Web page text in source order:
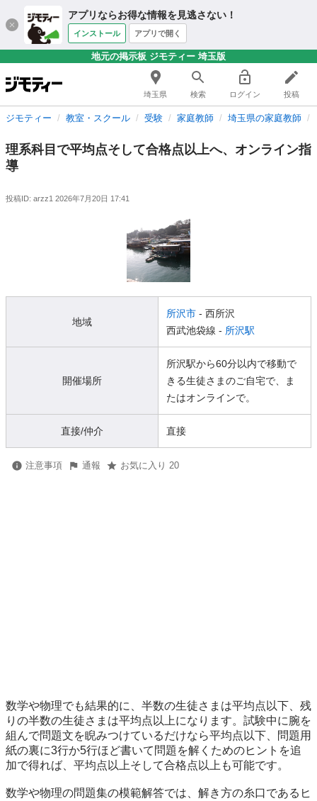
アプリならお得な情報を見逃さない！
インストール アプリで開く
地元の掲示板 ジモティー 埼玉版
埼玉県 検索 ログイン 投稿
ジモティー 教室・スクール 受験 家庭教師 埼玉県の家庭教師
理系科目で平均点そして合格点以上へ、オンライン指
導
投稿ID: arzz1 2026年7月20日 17:41
地域
所沢市 - 西所沢
西武池袋線 - 所沢駅
開催場所
所沢駅から60分以内で移動で
きる生徒さまのご自宅で、ま
たはオンラインで。
直接/仲介 直接
注意事項 通報 お気に入り 20
数学や物理でも結果的に、半数の生徒さまは平均点以下、残
りの半数の生徒さまは平均点以上になります。試験中に腕を
組んで問題文を睨みつけているだけなら平均点以下、問題用
紙の裏に3行か5行ほど書いて問題を解くためのヒントを追
加で得れば、平均点以上そして合格点以上も可能です。
数学や物理の問題集の模範解答では、解き方の糸口であるヒ